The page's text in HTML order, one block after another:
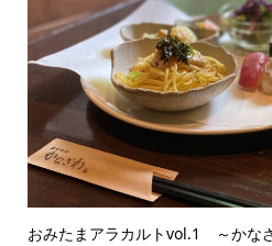
おみたまアラカルトvol.1 ～かな